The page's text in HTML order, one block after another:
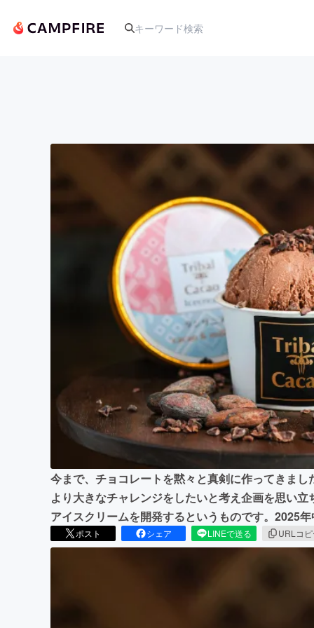
アート・写真
テクノロジー・ガジェット
映像・映画
ビジネス・起業
まちづくり・地域活性化
今まで、チョコレートを黙々と真剣に作ってきま
より大きなチャレンジをしたいと考え企画を思い
アイスクリームを開発するというものです。2025
ポスト シェア LINEで送る URLコ